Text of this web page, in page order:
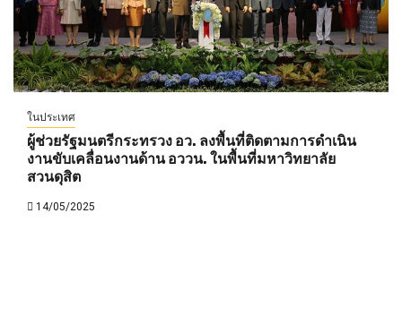
ในประเทศ
ผู้ช่วยรัฐมนตรีกระทรวง อว. ลงพื้นที่ติดตามการดำเนิน
งานขับเคลื่อนงานด้าน อววน. ในพื้นที่มหาวิทยาลัย
สวนดุสิต
14/05/2025